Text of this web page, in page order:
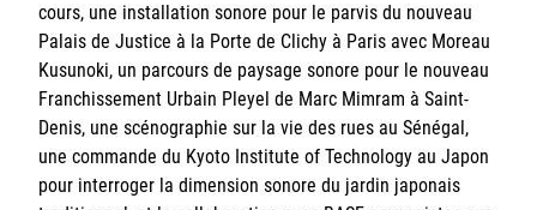
cours, une installation sonore pour le parvis du nouveau
Palais de Justice à la Porte de Clichy à Paris avec Moreau
Kusunoki, un parcours de paysage sonore pour le nouveau
Franchissement Urbain Pleyel de Marc Mimram à Saint-
Denis, une scénographie sur la vie des rues au Sénégal,
une commande du Kyoto Institute of Technology au Japon
pour interroger la dimension sonore du jardin japonais